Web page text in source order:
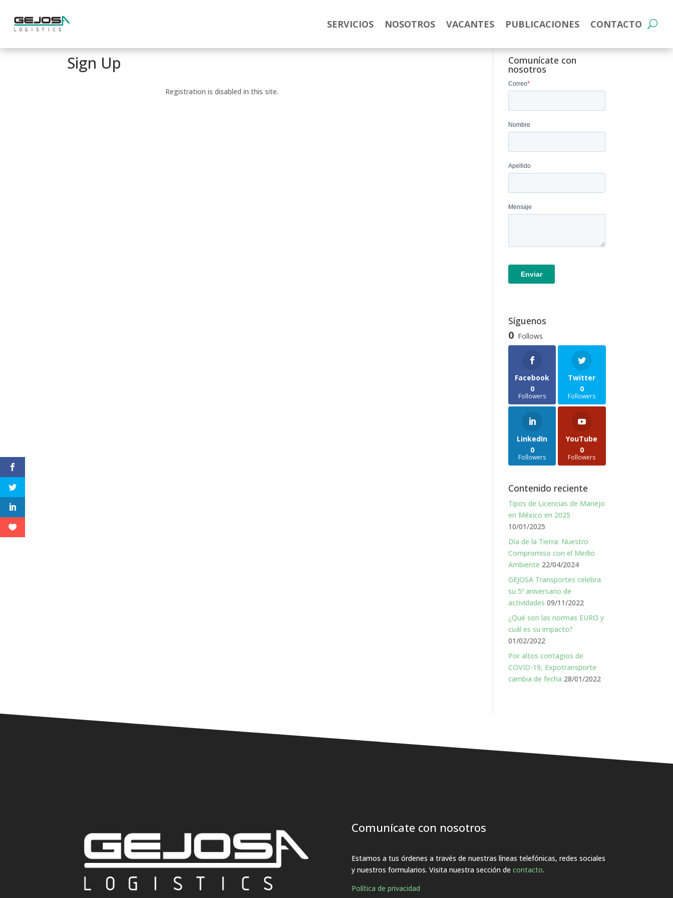
SERVICIOS NOSOTROS VACANTES PUBLICACIONES CONTACTO
Sign Up
Registration is disabled in this site.
Comunícate con
nosotros
Síguenos
0 Follows
Facebook
0
Followers
Twitter
0
Followers
LinkedIn
0
Followers
YouTube
0
Followers
Contenido reciente
Tipos de Licencias de Manejo
en México en 2025
10/01/2025
Día de la Tierra: Nuestro
Compromiso con el Medio
Ambiente 22/04/2024
GEJOSA Transportes celebra
su 5º aniversario de
actividades 09/11/2022
¿Qué son las normas EURO y
cuál es su impacto?
01/02/2022
Por altos contagios de
COVID-19, Expotransporte
cambia de fecha 28/01/2022
Comunícate con nosotros
Estamos a tus órdenes a través de nuestras líneas telefónicas, redes sociales
y nuestros formularios. Visita nuestra sección de contacto.
Política de privacidad